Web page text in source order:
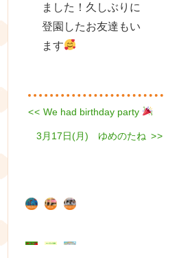
ました！久しぶりに
登園したお友達もい
ます
投
稿
ゲ
ー
ョ
Previous
<< We had birthday party
Next
3月17日(月) ゆめのたね >>